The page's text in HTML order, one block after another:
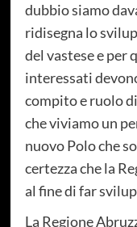
dubbio siamo
ridisegna lo
del vastese e
interessati
compito e ruolo
che viviamo un
nuovo Polo che
certezza che la
al fine di far
La Regione